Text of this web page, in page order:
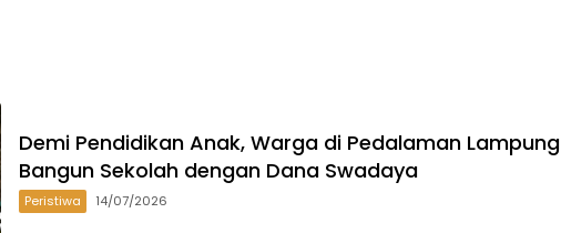
Demi Pendidikan Anak, Warga di Pedalaman Lampung
Bangun Sekolah dengan Dana Swadaya
Peristiwa 14/07/2026